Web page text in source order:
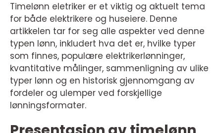
Timelønn eletriker er et viktig og aktuelt tema
for både elektrikere og huseiere. Denne
artikkelen tar for seg alle aspekter ved denne
typen lønn, inkludert hva det er, hvilke typer
som finnes, populære elektrikerlønninger,
kvantitative målinger, sammenligning av ulike
typer lønn og en historisk gjennomgang av
fordeler og ulemper ved forskjellige
lønningsformater.